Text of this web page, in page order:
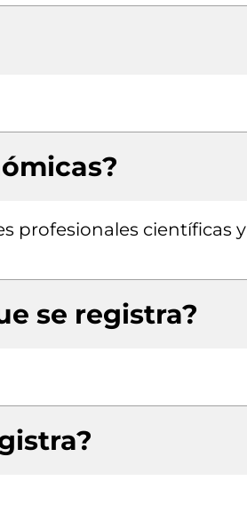
profesionales científicas y
se registra?